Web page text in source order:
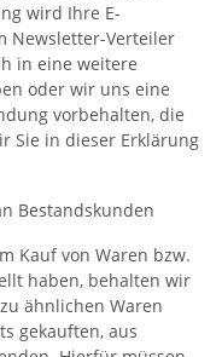
wird Ihre E-
Newsletter-Verteiler
in eine weitere
oder wir uns eine
vorbehalten, die
Sie in dieser Erklärung
Bestandskunden
Kauf von Waren bzw.
haben, behalten wir
ähnlichen Waren
gekauften, aus